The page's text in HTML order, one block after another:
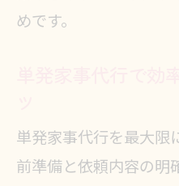
めです。
単発家事代行を最大限
前準備と依頼内容の明